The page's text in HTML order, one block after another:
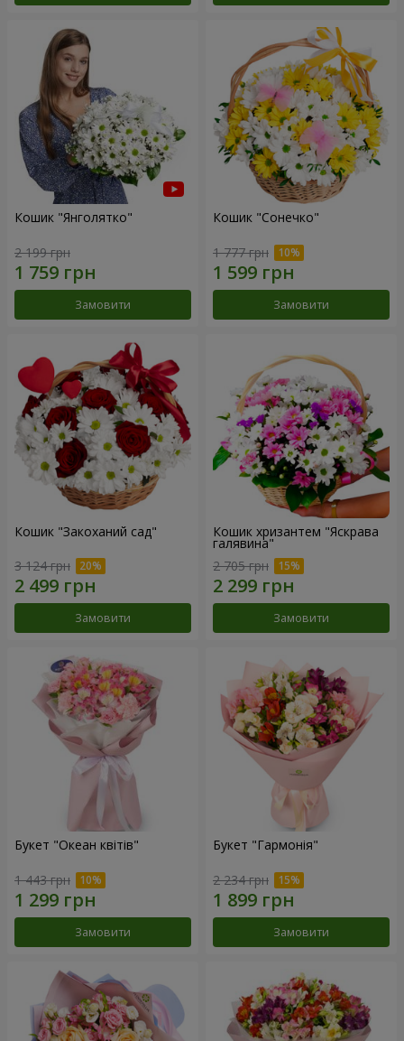
Кошик "Янголятко"
2 199 грн
Замовити
Кошик "Сонечко"
1 777 грн
Замовити
Кошик "Закоханий сад"
3 124 грн
Замовити
Кошик хризантем "Яскрава
галявина"
2 705 грн
Замовити
Букет "Океан квітів"
1 443 грн
Замовити
Букет "Гармонія"
2 234 грн
Замовити